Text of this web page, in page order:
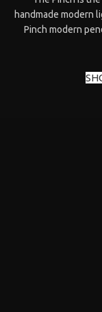
handmade modern
Pinch modern